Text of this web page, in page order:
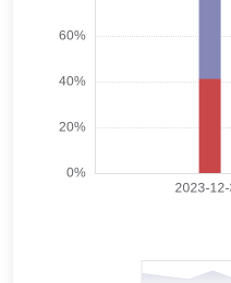
公司行业研究员、基金经
日)。
王明旭 总经理助理,投
王明旭先生：经济学硕士
理(自2023年6月12日起任
项军先生：曾在中国工商